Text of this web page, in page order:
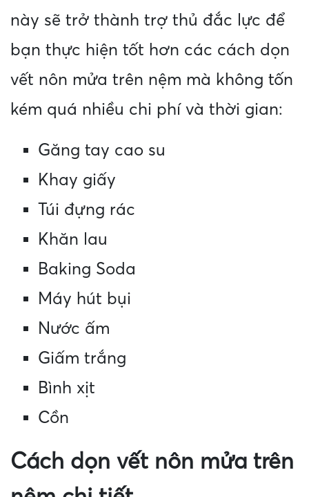
này sẽ trở thành trợ thủ đắc lực để
bạn thực hiện tốt hơn các cách dọn
vết nôn mửa trên nệm mà không tốn
kém quá nhiều chi phí và thời gian:
Găng tay cao su
Khay giấy
Túi đựng rác
Khăn lau
Baking Soda
Máy hút bụi
Nước ấm
Giấm trắng
Bình xịt
Cồn
Cách dọn vết nôn mửa trên